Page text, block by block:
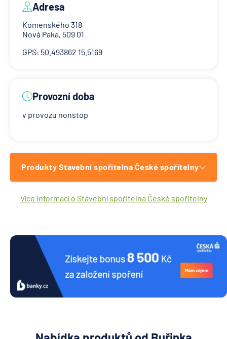
Adresa
Komenského 318
Nová Paka, 509 01
GPS: 50.493862 15.5169
Provozní doba
v provozu nonstop
Produkty Stavební spořitelna České spořitelny
Více informací o Stavební spořitelna České spořitelny